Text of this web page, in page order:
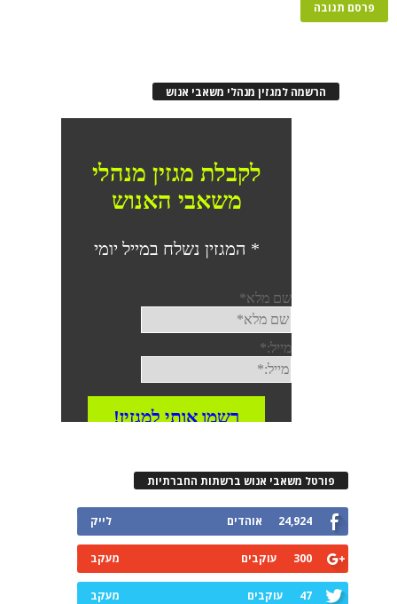
הרשמה למגזין מנהלי משאבי אנוש
פורטל משאבי אנוש ברשתות החברתיות
24,924 אוהדים לייק
300 עוקבים מעקב
47 עוקבים מעקב